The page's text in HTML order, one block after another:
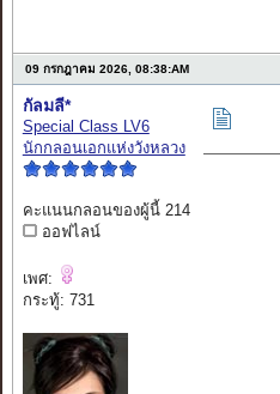
09 กรกฎาคม 2026, 08:38:AM
กัลมลี*
Special Class LV6
นักกลอนเอกแห่งวังหลวง
คะแนนกลอนของผู้นี้ 214
ออฟไลน์
เพศ:
กระทู้: 731